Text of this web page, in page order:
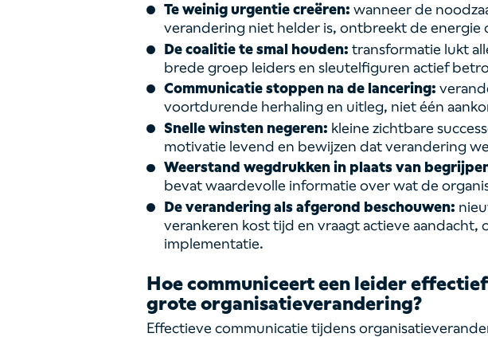
Te weinig urgentie creëren: wanneer de
verandering niet helder is, ontbreekt de energie
De coalitie te smal houden: transformatie lukt
brede groep leiders en sleutelfiguren actief
Communicatie stoppen na de lancering:
voortdurende herhaling en uitleg, niet één
Snelle winsten negeren: kleine zichtbare
motivatie levend en bewijzen dat verandering
Weerstand wegdrukken in plaats van
bevat waardevolle informatie over wat de
De verandering als afgerond beschouwen:
verankeren kost tijd en vraagt actieve aandacht,
implementatie.
Hoe communiceert een leider
grote organisatieverandering?
Effectieve communicatie tijdens